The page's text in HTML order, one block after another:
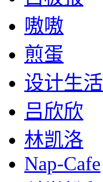
嗷嗷
煎蛋
设计生活
吕欣欣
林凯洛
Nap-Cafe